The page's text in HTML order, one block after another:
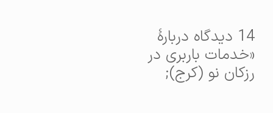
14 دیدگاه دربارهٔ
«خدمات باربری در
رزکان نو (کرج);